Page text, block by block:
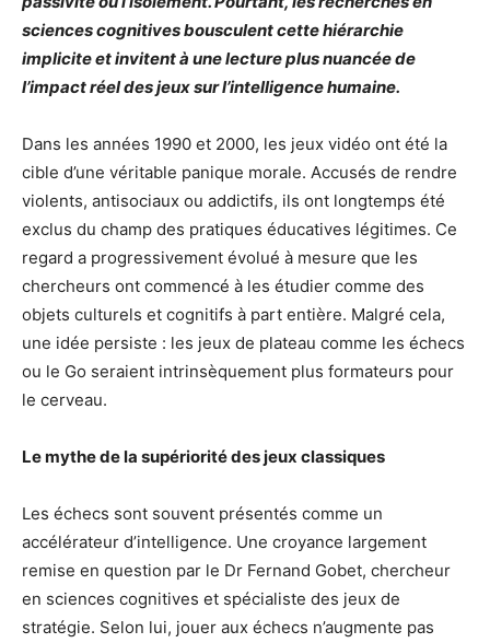
sciences cognitives bousculent cette hiérarchie
implicite et invitent à une lecture plus nuancée de
l’impact réel des jeux sur l’intelligence humaine.
Dans les années 1990 et 2000, les jeux vidéo ont été la
cible d’une véritable panique morale. Accusés de rendre
violents, antisociaux ou addictifs, ils ont longtemps été
exclus du champ des pratiques éducatives légitimes. Ce
regard a progressivement évolué à mesure que les
chercheurs ont commencé à les étudier comme des
objets culturels et cognitifs à part entière. Malgré cela,
une idée persiste : les jeux de plateau comme les échecs
ou le Go seraient intrinsèquement plus formateurs pour
le cerveau.
Le mythe de la supériorité des jeux classiques
Les échecs sont souvent présentés comme un
accélérateur d’intelligence. Une croyance largement
remise en question par le Dr Fernand Gobet, chercheur
en sciences cognitives et spécialiste des jeux de
stratégie. Selon lui, jouer aux échecs n’augmente pas